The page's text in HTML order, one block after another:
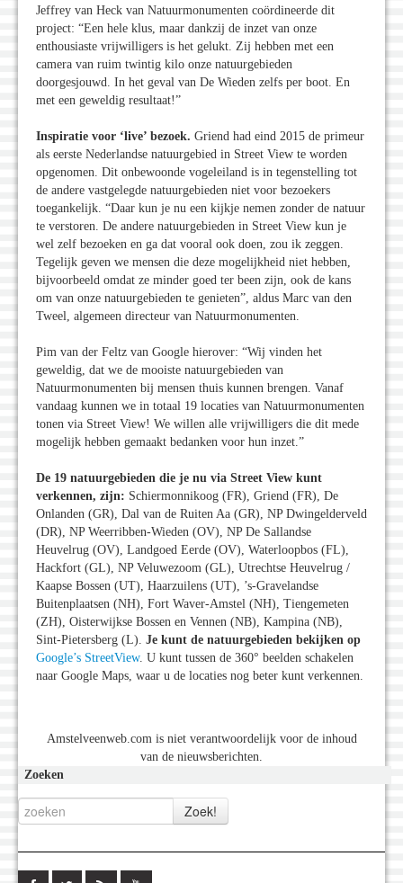
Jeffrey van Heck van Natuurmonumenten coördineerde dit
project: “Een hele klus, maar dankzij de inzet van onze
enthousiaste vrijwilligers is het gelukt. Zij hebben met een
camera van ruim twintig kilo onze natuurgebieden
doorgesjouwd. In het geval van De Wieden zelfs per boot. En
met een geweldig resultaat!”
Inspiratie voor ‘live’ bezoek. Griend had eind 2015 de primeur
als eerste Nederlandse natuurgebied in Street View te worden
opgenomen. Dit onbewoonde vogeleiland is in tegenstelling tot
de andere vastgelegde natuurgebieden niet voor bezoekers
toegankelijk. “Daar kun je nu een kijkje nemen zonder de natuur
te verstoren. De andere natuurgebieden in Street View kun je
wel zelf bezoeken en ga dat vooral ook doen, zou ik zeggen.
Tegelijk geven we mensen die deze mogelijkheid niet hebben,
bijvoorbeeld omdat ze minder goed ter been zijn, ook de kans
om van onze natuurgebieden te genieten”, aldus Marc van den
Tweel, algemeen directeur van Natuurmonumenten.
Pim van der Feltz van Google hierover: “Wij vinden het
geweldig, dat we de mooiste natuurgebieden van
Natuurmonumenten bij mensen thuis kunnen brengen. Vanaf
vandaag kunnen we in totaal 19 locaties van Natuurmonumenten
tonen via Street View! We willen alle vrijwilligers die dit mede
mogelijk hebben gemaakt bedanken voor hun inzet.”
De 19 natuurgebieden die je nu via Street View kunt
verkennen, zijn: Schiermonnikoog (FR), Griend (FR), De
Onlanden (GR), Dal van de Ruiten Aa (GR), NP Dwingelderveld
(DR), NP Weerribben-Wieden (OV), NP De Sallandse
Heuvelrug (OV), Landgoed Eerde (OV), Waterloopbos (FL),
Hackfort (GL), NP Veluwezoom (GL), Utrechtse Heuvelrug /
Kaapse Bossen (UT), Haarzuilens (UT), ’s-Gravelandse
Buitenplaatsen (NH), Fort Waver-Amstel (NH), Tiengemeten
(ZH), Oisterwijkse Bossen en Vennen (NB), Kampina (NB),
Sint-Pietersberg (L). Je kunt de natuurgebieden bekijken op
Google’s StreetView. U kunt tussen de 360° beelden schakelen
naar Google Maps, waar u de locaties nog beter kunt verkennen.
Amstelveenweb.com is niet verantwoordelijk voor de inhoud
van de nieuwsberichten.
Zoeken